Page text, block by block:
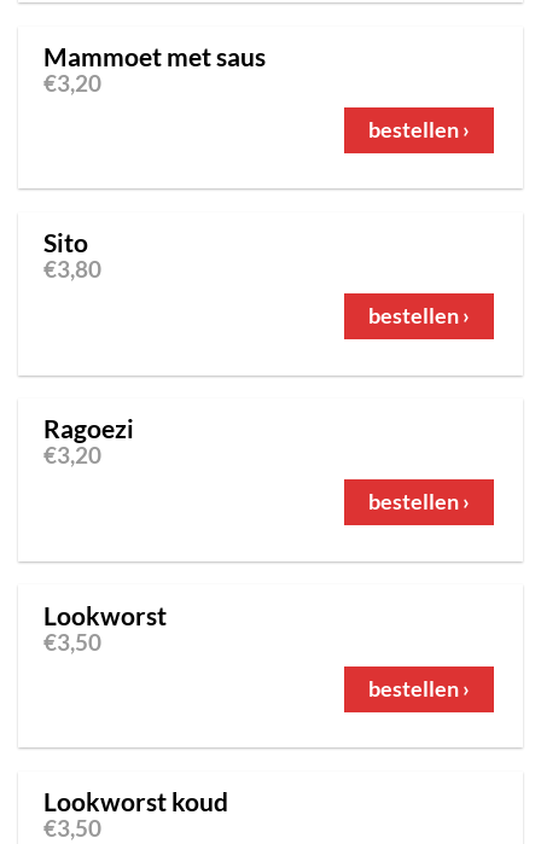
Mammoet met saus
€3,20
bestellen ›
Sito
€3,80
bestellen ›
Ragoezi
€3,20
bestellen ›
Lookworst
€3,50
bestellen ›
Lookworst koud
€3,50